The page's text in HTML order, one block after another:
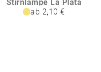
Stirnlampe La Plata
ab 2,10 €